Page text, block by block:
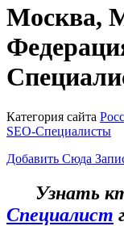
Москва,
Категория сайта
SEO-Специалисты
Добавить Сюда
Узнать
Специалист